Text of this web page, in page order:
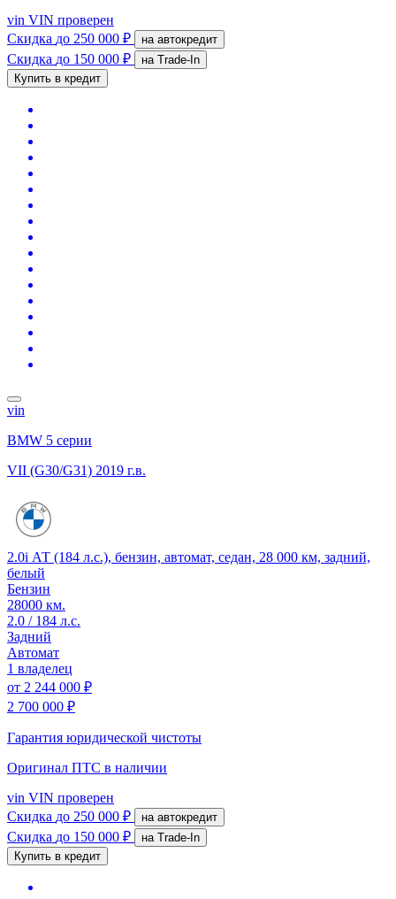
vin VIN проверен
Скидка до 250 000 ₽ на автокредит
Скидка до 150 000 ₽
на Trade-In
Купить в кредит
vin
BMW 5 серии
VII (G30/G31) 2019 г.в.
2.0i АТ (184 л.с.), бензин, автомат, седан, 28 000 км, задний,
белый
Бензин
28000 км.
2.0 / 184 л.с.
Задний
Автомат
1 владелец
от 2 244 000 ₽
2 700 000 ₽
Гарантия юридической чистоты
Оригинал ПТС в наличии
vin VIN проверен
Скидка до 250 000 ₽ на автокредит
Скидка до 150 000 ₽
на Trade-In
Купить в кредит